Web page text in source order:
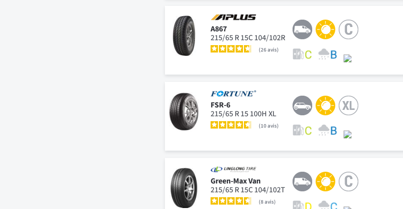
A867
215/65 R 15C 104/102R
26avis
FSR-6
215/65 R 15 100H XL
10avis
Green-Max Van
215/65 R 15C 104/102T
8avis